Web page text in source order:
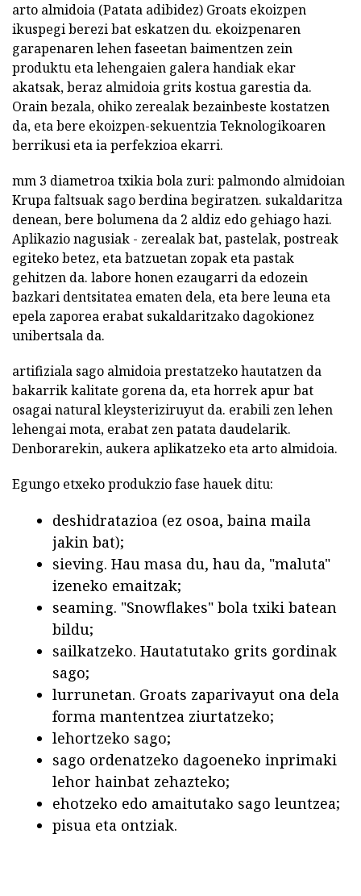
arto almidoia (Patata adibidez) Groats ekoizpen
ikuspegi berezi bat eskatzen du. ekoizpenaren
garapenaren lehen faseetan baimentzen zein
produktu eta lehengaien galera handiak ekar
akatsak, beraz almidoia grits kostua garestia da.
Orain bezala, ohiko zerealak bezainbeste kostatzen
da, eta bere ekoizpen-sekuentzia Teknologikoaren
berrikusi eta ia perfekzioa ekarri.
mm 3 diametroa txikia bola zuri: palmondo almidoian
Krupa faltsuak sago berdina begiratzen. sukaldaritza
denean, bere bolumena da 2 aldiz edo gehiago hazi.
Aplikazio nagusiak - zerealak bat, pastelak, postreak
egiteko betez, eta batzuetan zopak eta pastak
gehitzen da. labore honen ezaugarri da edozein
bazkari dentsitatea ematen dela, eta bere leuna eta
epela zaporea erabat sukaldaritzako dagokionez
unibertsala da.
artifiziala sago almidoia prestatzeko hautatzen da
bakarrik kalitate gorena da, eta horrek apur bat
osagai natural kleysteriziruyut da. erabili zen lehen
lehengai mota, erabat zen patata daudelarik.
Denborarekin, aukera aplikatzeko eta arto almidoia.
Egungo etxeko produkzio fase hauek ditu:
deshidratazioa (ez osoa, baina maila
jakin bat);
sieving. Hau masa du, hau da, "maluta"
izeneko emaitzak;
seaming. "Snowflakes" bola txiki batean
bildu;
sailkatzeko. Hautatutako grits gordinak
sago;
lurrunetan. Groats zaparivayut ona dela
forma mantentzea ziurtatzeko;
lehortzeko sago;
sago ordenatzeko dagoeneko inprimaki
lehor hainbat zehazteko;
ehotzeko edo amaitutako sago leuntzea;
pisua eta ontziak.